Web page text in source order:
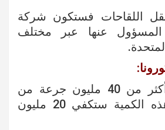
اللقاحات فستكون شركة
DHL Express المسؤول عنها عبر مختلف
طلبت بريطانيا أكثر من 40 مليون جرعة من
شركة فايزر، وهذه الكمية ستكفي 20 مليون